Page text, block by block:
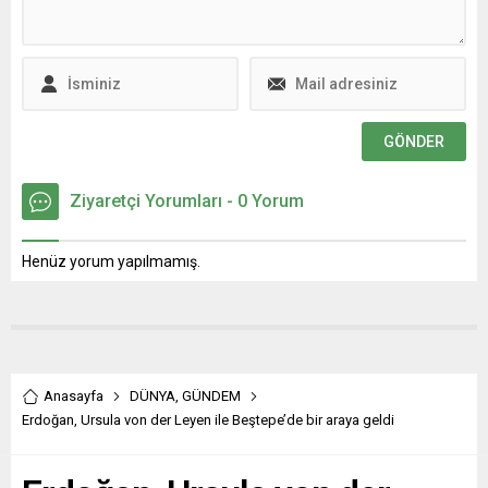
Ziyaretçi Yorumları - 0 Yorum
Henüz yorum yapılmamış.
Anasayfa DÜNYA GÜNDEM
Erdoğan, Ursula von der Leyen ile Beştepe’de bir araya geldi